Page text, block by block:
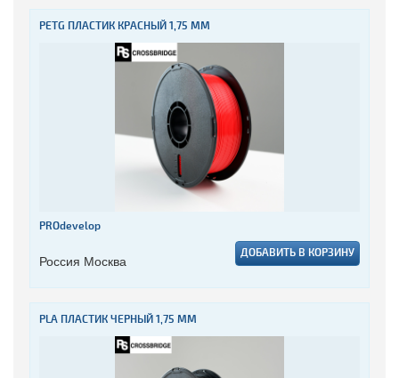
PETG ПЛАСТИК КРАСНЫЙ 1,75 ММ
PROdevelop
Россия Москва ДОБАВИТЬ В КОРЗИНУ
PLA ПЛАСТИК ЧЕРНЫЙ 1,75 ММ